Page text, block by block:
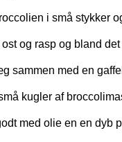
i små stykker
og rasp og bland
sammen med en
kugler af
med olie en en dyb